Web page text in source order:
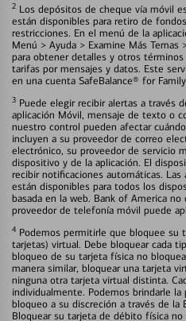
2 Los depósitos de cheque vía móvil
están disponibles para retiro de
restricciones. En el menú de la
Menú > Ayuda > Examine Más
para obtener detalles y otros términos
tarifas por mensajes y datos. Este
en una cuenta SafeBalance® for
3 Puede elegir recibir alertas a través
aplicación Móvil, mensaje de texto o
nuestro control pueden afectar
incluyen a su proveedor de correo
electrónico, su proveedor de servicio
dispositivo y de la aplicación. El
recibir notificaciones automáticas.
están disponibles para todos los
basada en la web. Bank of America no
proveedor de telefonía móvil puede
4 Podemos permitirle que bloquee
tarjetas) virtual. Debe bloquear cada
bloqueo de su tarjeta física no
manera similar, bloquear una tarjeta
ninguna otra tarjeta virtual distinta.
individualmente. Podemos brindarle
bloqueo a su discreción a través de la
Bloquear su tarjeta de débito física no